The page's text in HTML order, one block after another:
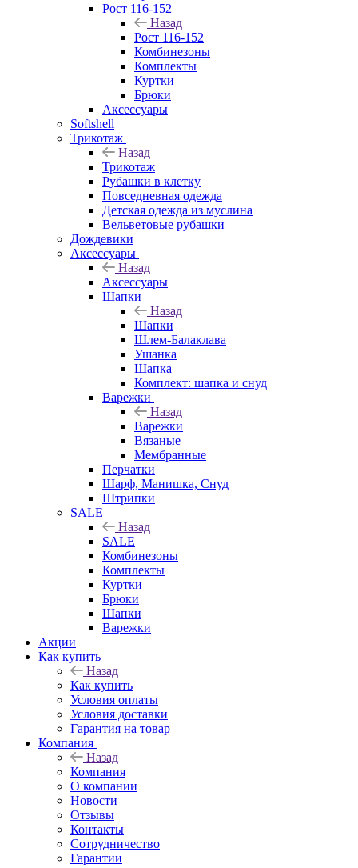
Рост 116-152
Назад
Рост 116-152
Комбинезоны
Комплекты
Куртки
Брюки
Аксессуары
Softshell
Трикотаж
Назад
Трикотаж
Рубашки в клетку
Повседневная одежда
Детская одежда из муслина
Вельветовые рубашки
Дождевики
Аксессуары
Назад
Аксессуары
Шапки
Назад
Шапки
Шлем-Балаклава
Ушанка
Шапка
Комплект: шапка и снуд
Варежки
Назад
Варежки
Вязаные
Мембранные
Перчатки
Шарф, Манишка, Снуд
Штрипки
SALE
Назад
SALE
Комбинезоны
Комплекты
Куртки
Брюки
Шапки
Варежки
Акции
Как купить
Назад
Как купить
Условия оплаты
Условия доставки
Гарантия на товар
Компания
Назад
Компания
О компании
Новости
Отзывы
Контакты
Сотрудничество
Гарантии